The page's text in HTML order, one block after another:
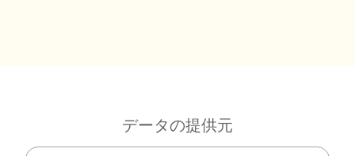
データの提供元